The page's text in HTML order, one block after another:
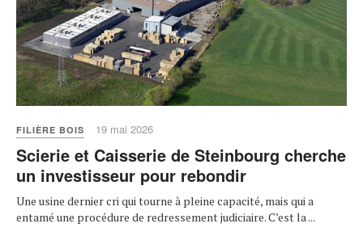
FILIÈRE BOIS 19 mai 2026
Scierie et Caisserie de Steinbourg cherche
un investisseur pour rebondir
Une usine dernier cri qui tourne à pleine capacité, mais qui a
entamé une procédure de redressement judiciaire. C’est la ...